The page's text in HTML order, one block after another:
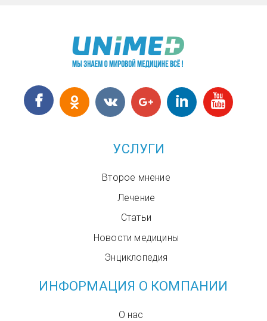
УСЛУГИ
Второе мнение
Лечение
Статьи
Новости медицины
Энциклопедия
ИНФОРМАЦИЯ О КОМПАНИИ
О нас